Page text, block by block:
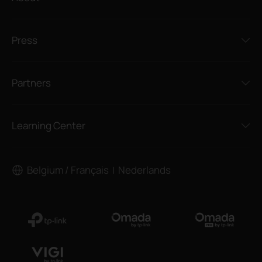
Press
Partners
Learning Center
Belgium / Français Nederlands